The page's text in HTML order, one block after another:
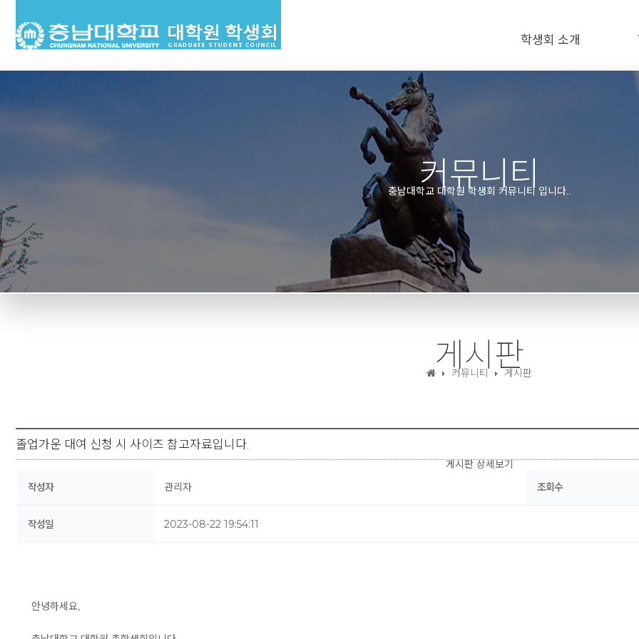
학생회 소개
커뮤니티
충남대학교 대학원 학생회 커뮤니티 입니다..
게시판
커뮤니티 게시판
졸업가운 대여 신청 시 사이즈 참고자료입니다.
게시판 상세보기
작성자
관리자 조회수
작성일 2023-08-22 19:54:11
안녕하세요,